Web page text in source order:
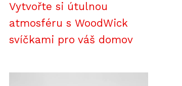
Vytvořte si útulnou
atmosféru s WoodWick
svíčkami pro váš domov